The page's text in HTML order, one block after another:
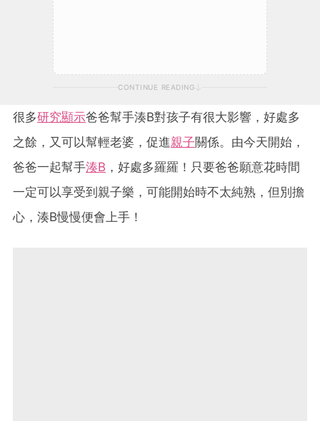
CONTINUE READING
很多研究顯示爸爸幫手湊B對孩子有很大影響，好處多
之餘，又可以幫輕老婆，促進親子關係。由今天開始，
爸爸一起幫手湊B ，好處多羅羅！只要爸爸願意花時間
一定可以享受到親子樂，可能開始時不太純熟，但別擔
心，湊B慢慢便會上手！